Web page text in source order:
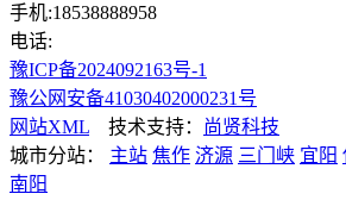
手机:18538888958
电话:
豫ICP备2024092163号-1
豫公网安备41030402000231号
网站XML 技术支持：
尚贤科技
城市分站：
主站 焦作 济源 三门峡 宜阳
南阳